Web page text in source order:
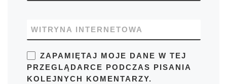
WITRYNA INTERNETOWA
ZAPAMIĘTAJ MOJE DANE W TEJ
PRZEGLĄDARCE PODCZAS PISANIA
KOLEJNYCH KOMENTARZY.